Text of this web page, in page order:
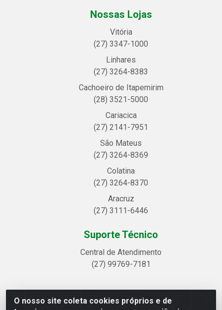
O nosso site coleta cookies próprios e de
Nossas Lojas
Vitória
(27) 3347-1000
Linhares
(27) 3264-8383
Cachoeiro de Itapemirim
(28) 3521-5000
Cariacica
(27) 2141-7951
São Mateus
(27) 3264-8369
Colatina
(27) 3264-8370
Aracruz
(27) 3111-6446
Suporte Técnico
Central de Atendimento
(27) 99769-7181
Linhavix Distribuidora LTDA - Avenida Alegre, 2521 -